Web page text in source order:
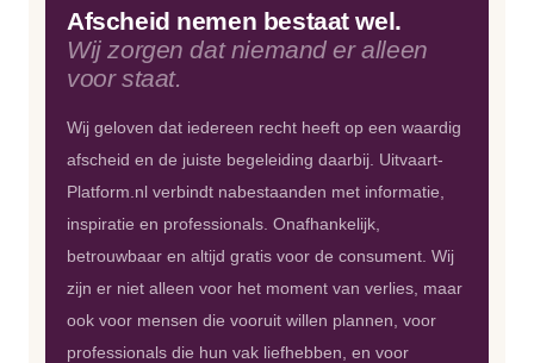
Afscheid nemen bestaat wel.
Wij zorgen dat niemand er alleen
voor staat.
Wij geloven dat iedereen recht heeft op een waardig
afscheid en de juiste begeleiding daarbij. Uitvaart-
Platform.nl verbindt nabestaanden met informatie,
inspiratie en professionals. Onafhankelijk,
betrouwbaar en altijd gratis voor de consument. Wij
zijn er niet alleen voor het moment van verlies, maar
ook voor mensen die vooruit willen plannen, voor
professionals die hun vak liefhebben, en voor